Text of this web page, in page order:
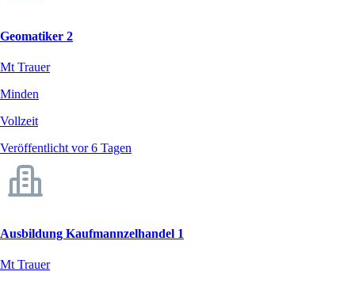
Geomatiker 2
Mt Trauer
Minden
Vollzeit
Veröffentlicht vor 6 Tagen
Ausbildung Kaufmannzelhandel 1
Mt Trauer